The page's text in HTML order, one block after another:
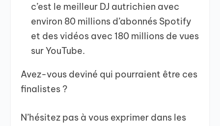
c’est le meilleur DJ autrichien avec
environ 80 millions d’abonnés Spotify
et des vidéos avec 180 millions de vues
sur YouTube.
Avez-vous deviné qui pourraient être ces
finalistes ?
N’hésitez pas à vous exprimer dans les